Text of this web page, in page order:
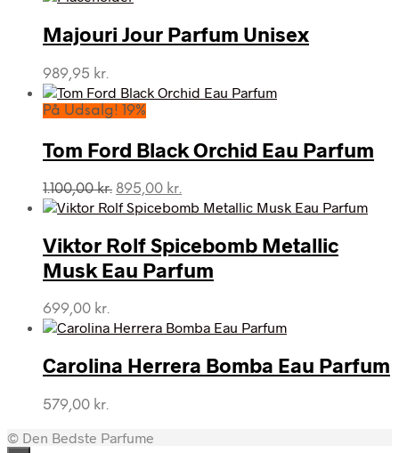
Majouri Jour Parfum Unisex
989,95 kr.
På Udsalg! 19%
Tom Ford Black Orchid Eau Parfum
1.100,00kr. Den
oprindelige
var:
1.100,00 kr..
895,00 kr.
aktuelle
er:
895,00 kr..
Viktor Rolf Spicebomb Metallic
Musk Eau Parfum
699,00 kr.
Carolina Herrera Bomba Eau Parfum
579,00 kr.
© Den Bedste Parfume